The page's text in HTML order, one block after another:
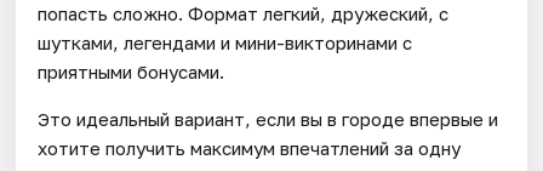
попасть сложно. Формат легкий, дружеский, с
шутками, легендами и мини-викторинами с
приятными бонусами.
Это идеальный вариант, если вы в городе впервые и
хотите получить максимум впечатлений за одну